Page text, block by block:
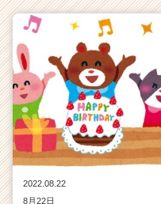
2022.08.22
8月22日